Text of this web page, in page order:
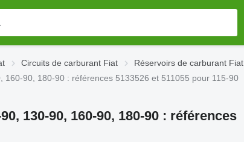
Circuits de carburant Fiat
Réservoirs de carburant Fiat
90, 180-90 : références 5133526 et 511055 pour 115-90
130-90, 160-90, 180-90 : références